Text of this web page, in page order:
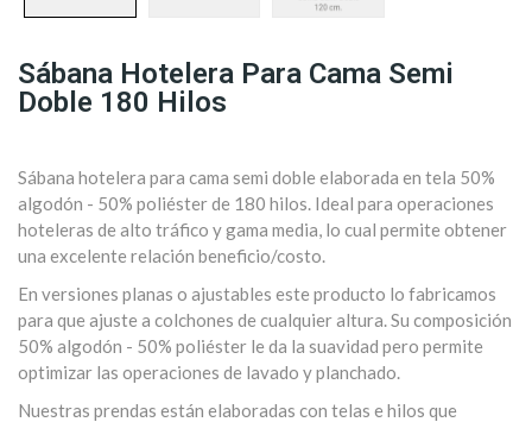
Sábana Hotelera Para Cama Semi
Doble 180 Hilos
Sábana hotelera para cama semi doble elaborada en tela 50%
algodón - 50% poliéster de 180 hilos. Ideal para operaciones
hoteleras de alto tráfico y gama media, lo cual permite obtener
una excelente relación beneficio/costo.
En versiones planas o ajustables este producto lo fabricamos
para que ajuste a colchones de cualquier altura. Su composición
50% algodón - 50% poliéster le da la suavidad pero permite
optimizar las operaciones de lavado y planchado.
Nuestras prendas están elaboradas con telas e hilos que